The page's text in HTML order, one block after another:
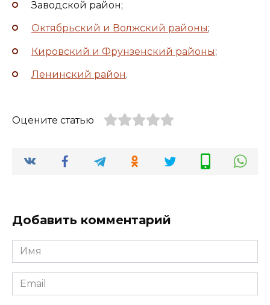
Заводской район;
Октябрьский и Волжский районы;
Кировский и Фрунзенский районы;
Ленинский район.
Оцените статью
Добавить комментарий
Имя
*
Email
*